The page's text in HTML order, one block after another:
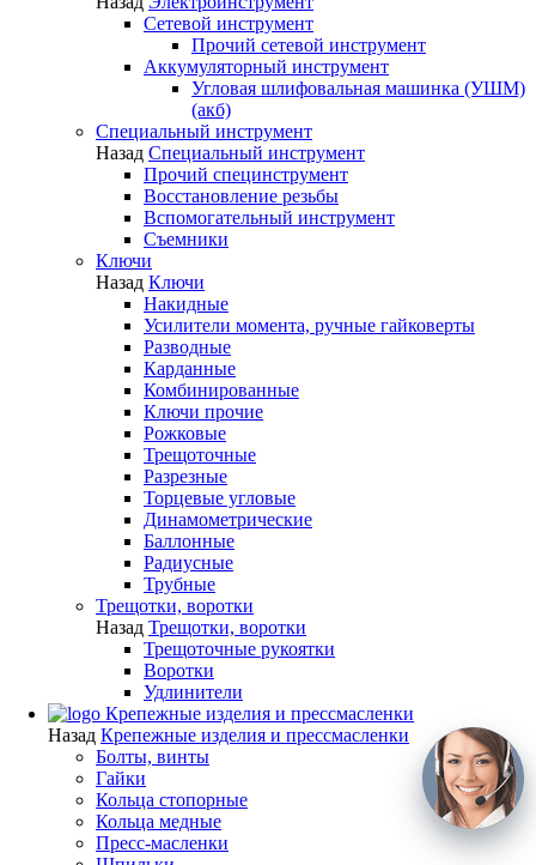
Сетевой инструмент
Прочий сетевой инструмент
Аккумуляторный инструмент
Угловая шлифовальная машинка (УШМ)
(акб)
Специальный инструмент
Назад Специальный инструмент
Прочий специнструмент
Восстановление резьбы
Вспомогательный инструмент
Съемники
Ключи
Назад Ключи
Накидные
Усилители момента, ручные гайковерты
Разводные
Карданные
Комбинированные
Ключи прочие
Рожковые
Трещоточные
Разрезные
Торцевые угловые
Динамометрические
Баллонные
Радиусные
Трубные
Трещотки, воротки
Назад Трещотки, воротки
Трещоточные рукоятки
Воротки
Удлинители
Крепежные изделия и прессмасленки
Назад Крепежные изделия и прессмасленки
Болты, винты
Гайки
Кольца стопорные
Кольца медные
Пресс-масленки